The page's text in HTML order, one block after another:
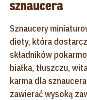
sznaucera
Sznaucery
diety, która
składników
białka, tłuszczu,
karma dla
zawierać wysoką